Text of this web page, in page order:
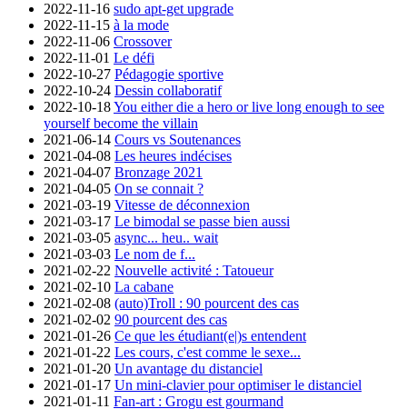
2022-11-16 sudo apt-get upgrade
2022-11-15 à la mode
2022-11-06 Crossover
2022-11-01 Le défi
2022-10-27 Pédagogie sportive
2022-10-24 Dessin collaboratif
2022-10-18You either die a hero or live long enough to see
yourself become the villain
2021-06-14 Cours vs Soutenances
2021-04-08 Les heures indécises
2021-04-07 Bronzage 2021
2021-04-05 On se connait ?
2021-03-19 Vitesse de déconnexion
2021-03-17 Le bimodal se passe bien aussi
2021-03-05 async... heu.. wait
2021-03-03 Le nom de f...
2021-02-22 Nouvelle activité : Tatoueur
2021-02-10 La cabane
2021-02-08 (auto)Troll : 90 pourcent des cas
2021-02-02 90 pourcent des cas
2021-01-26 Ce que les étudiant(e|)s entendent
2021-01-22 Les cours, c'est comme le sexe...
2021-01-20 Un avantage du distanciel
2021-01-17 Un mini-clavier pour optimiser le distanciel
2021-01-11 Fan-art : Grogu est gourmand